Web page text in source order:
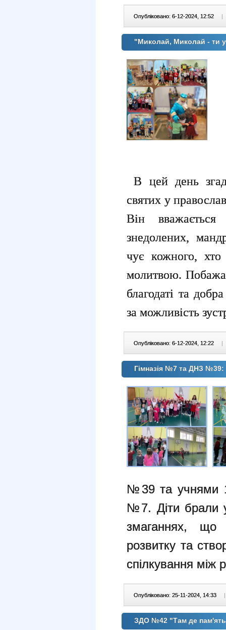
Опубліковано: 6-12-2024, 12:52 |
"Миколай, Миколай - ти
В цей день
святих у
Він
знедолених,
чує кожного,
молитвою.
благодаті та
за можливість
Опубліковано: 6-12-2024, 12:22 |
Гімназія №7 та ДНЗ №39:
№39 та учнями 1-
№7. Діти брали
змаганнях, що
розвитку та
спілкування між
Опубліковано: 25-11-2024, 14:33 |
ЗДО №42 "Там де